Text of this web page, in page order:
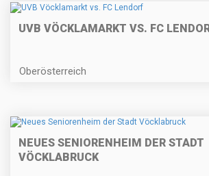
UVB VÖCKLAMARKT VS. FC
Oberösterreich
NEUES SENIORENHEIM DER STADT
VÖCKLABRUCK